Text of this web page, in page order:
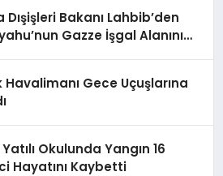
Dışişleri Bakanı Lahbib’den
Gazze İşgal Alanını
Havalimanı Gece Uçuşlarına
Okulunda Yangın 16
Hayatını Kaybetti